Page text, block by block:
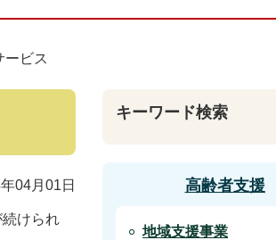
ービス
04月01日
けられ
キーワード検索
高齢者支援
地域支援事業